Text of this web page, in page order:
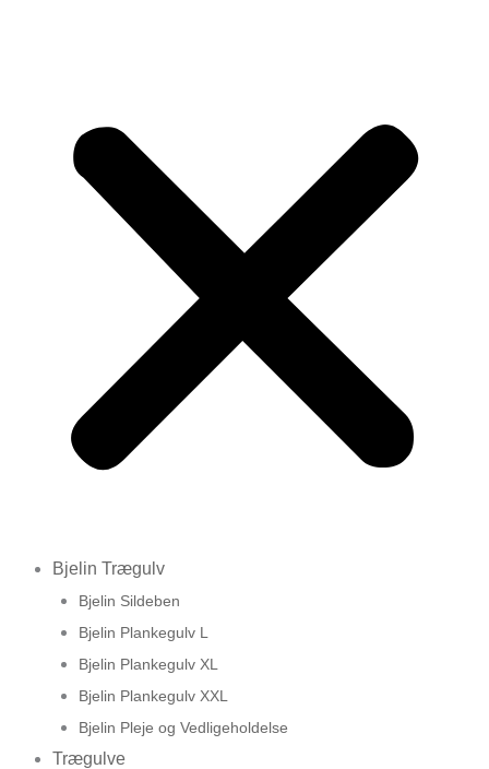
Bjelin Trægulv
Bjelin Sildeben
Bjelin Plankegulv L
Bjelin Plankegulv XL
Bjelin Plankegulv XXL
Bjelin Pleje og Vedligeholdelse
Trægulve